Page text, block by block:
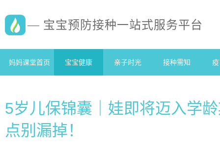
— 宝宝预防接种一站式服务平台
妈妈课堂首页 宝宝健康 亲子时光 接种需知
5岁儿保锦囊｜娃即将迈入学
点别漏掉！​